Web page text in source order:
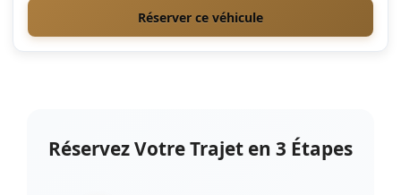
Réserver ce véhicule
Réservez Votre Trajet en 3 Étapes